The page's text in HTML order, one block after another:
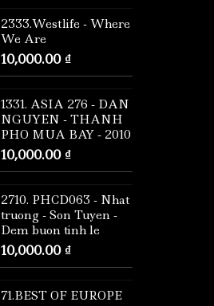
2333.Westlife - Where
We Are
10,000.00 ₫
1331. ASIA 276 - DAN
NGUYEN - THANH
PHO MUA BAY - 2010
10,000.00 ₫
2710. PHCD063 - Nhat
truong - Son Tuyen -
Dem buon tinh le
10,000.00 ₫
71.BEST OF EUROPE